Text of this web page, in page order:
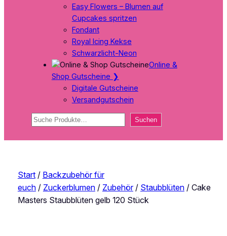
Easy Flowers – Blumen auf
Cupcakes spritzen
Fondant
Royal Icing Kekse
Schwarzlicht-Neon
Online &
Shop Gutscheine ❯
Digitale Gutscheine
Versandgutschein
Suchen Suchen
Start/ Backzubehör für
euch/ Zuckerblumen/ Zubehör/ Staubblüten/ Cake
Masters Staubblüten gelb 120 Stück